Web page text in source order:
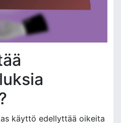
käyttö edellyttää oikeita